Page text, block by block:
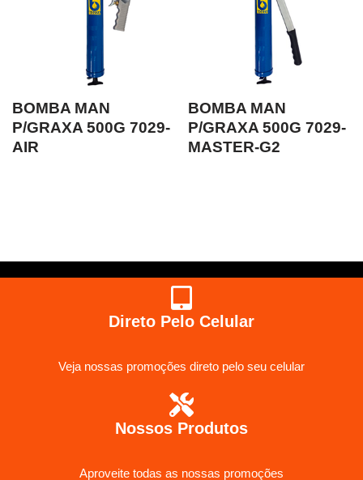
BOMBA MAN
P/GRAXA 500G 7029-
AIR
BOMBA MAN
P/GRAXA 500G 7029-
MASTER-G2
Direto Pelo Celular
Veja nossas promoções direto pelo seu celular
Nossos Produtos
Aproveite todas as nossas promoções